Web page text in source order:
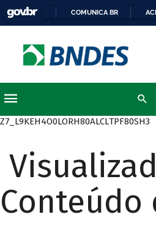
COMUNICA BR
Z7_L9KEH4O0LORH80ALCLTPF80SH3
Conteúdo